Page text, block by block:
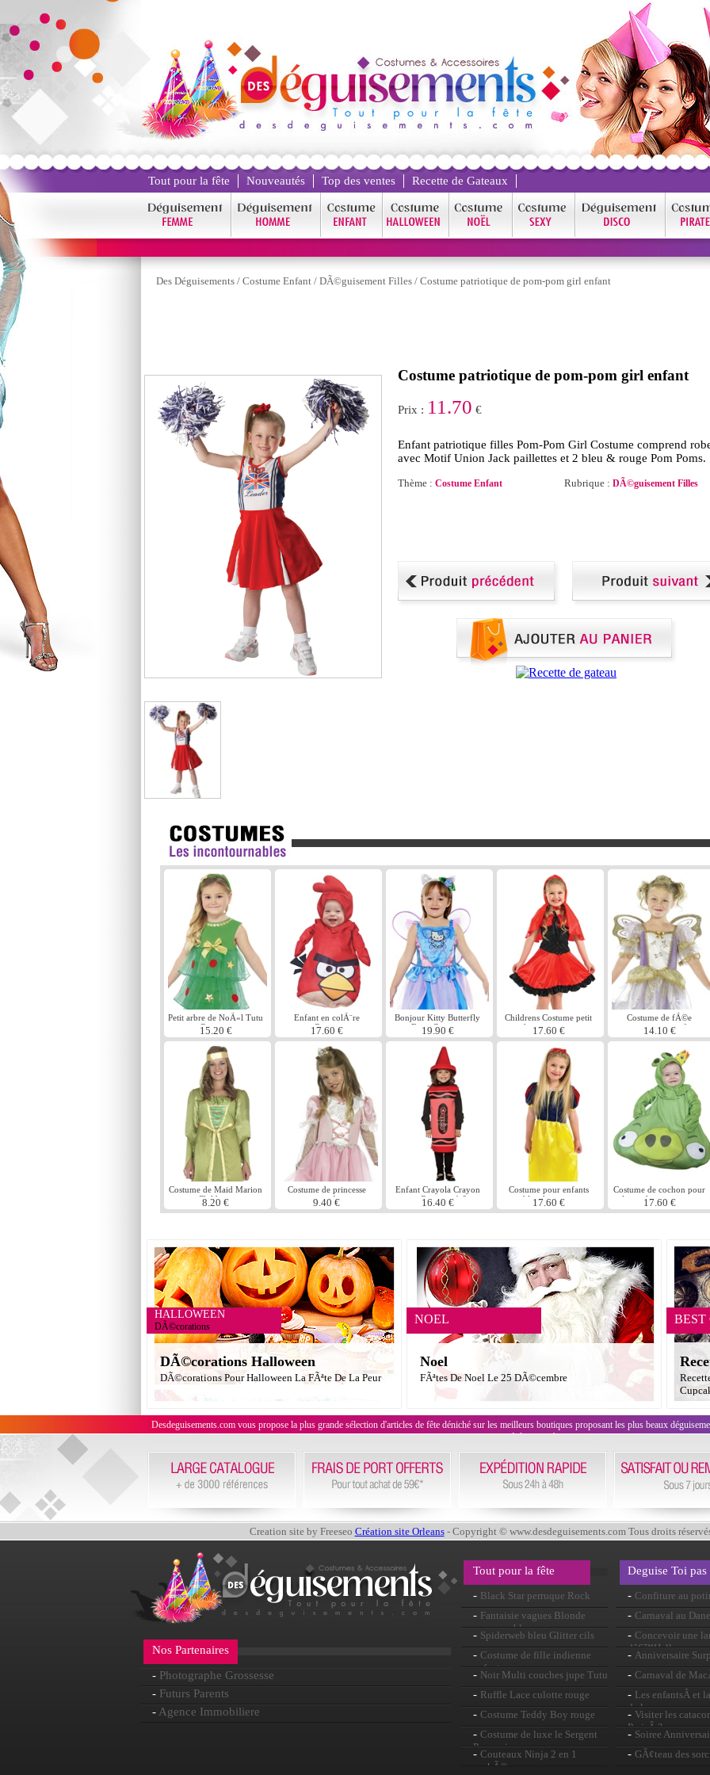
Tout pour la fête Nouveautés Top des ventes Recette de Gateaux
Des Déguisements / Costume Enfant / DÃ©guisement Filles / Costume patriotique de pom-pom girl enfant
Costume patriotique de pom-pom girl enfant
Prix : 11.70 €
Enfant patriotique filles Pom-Pom Girl Costume comprend
avec Motif Union Jack paillettes et 2 bleu & rouge Pom Poms.
Thème : Costume Enfant Rubrique : DÃ©guisement Filles
Petit arbre de NoÃ«l Tutu
Costume
15.20 €
Enfant en colÃ¨re
oiseaux Costume rouge
17.60 €
Bonjour Kitty Butterfly
Fairy Costume
19.90 €
Childrens Costume petit
chaperon rouge
17.60 €
Costume de fÃ©e
princesse pour enfants
14.10 €
Costume de Maid Marion
Childrens
8.20 €
Costume de princesse
pour enfants
9.40 €
Enfant Crayola Crayon
rouge Costume 4-6ans
16.40 €
Costume pour enfants
blanche neige
17.60 €
Costume de cochon pour
le roi des oiseaux en
colÃ¨re infantiles
17.60 €
HALLOWEEN
DÃ©corations
DÃ©corations Halloween
DÃ©corations Pour Halloween La FÃªte De La Peur
NOEL
Noel
FÃªtes De Noel Le 25 DÃ©cembre
BEST
Desdeguisements.com vous propose la plus grande sélection d'articles de fête déniché sur les meilleurs boutiques proposant les plus beaux
évènement !
Creation site by Freeseo Création site Orleans- Copyright © www.desdeguisements.com Tous droits
Nos Partenaires
- Photographe Grossesse
- Futurs Parents
- Agence Immobiliere
Tout pour la fête
- Black Star perruque Rock
- Fantaisie vagues Blonde
perruque bleu
- Spiderweb bleu Glitter cils
- Costume de fille indienne
enfant
- Noir Multi couches jupe Tutu
- Ruffle Lace culotte rouge
- Costume Teddy Boy rouge
- Costume de luxe le Sergent
Pepper jaune
- Couteaux Ninja 2 en 1
cachÃ©
Deguise Toi pas
- Confiture au
- Carnaval au
- Concevoir une
dâ€™Halloween
- Anniversaire
- Carnaval de
- Les enfantsÂ et
de la peur
- Visiter les
ParisÂ ?
- Soiree
- GÃ¢teau des